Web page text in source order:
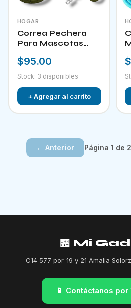
HOGAR
Correa Pechera
Para Mascotas
$95.00
Stock: 3 disponibles
+ Agregar al carrito
← Anterior Página 1 de
🏪 Mi
C14 577 por 19 y 21 Amalia
📱 Contáctanos